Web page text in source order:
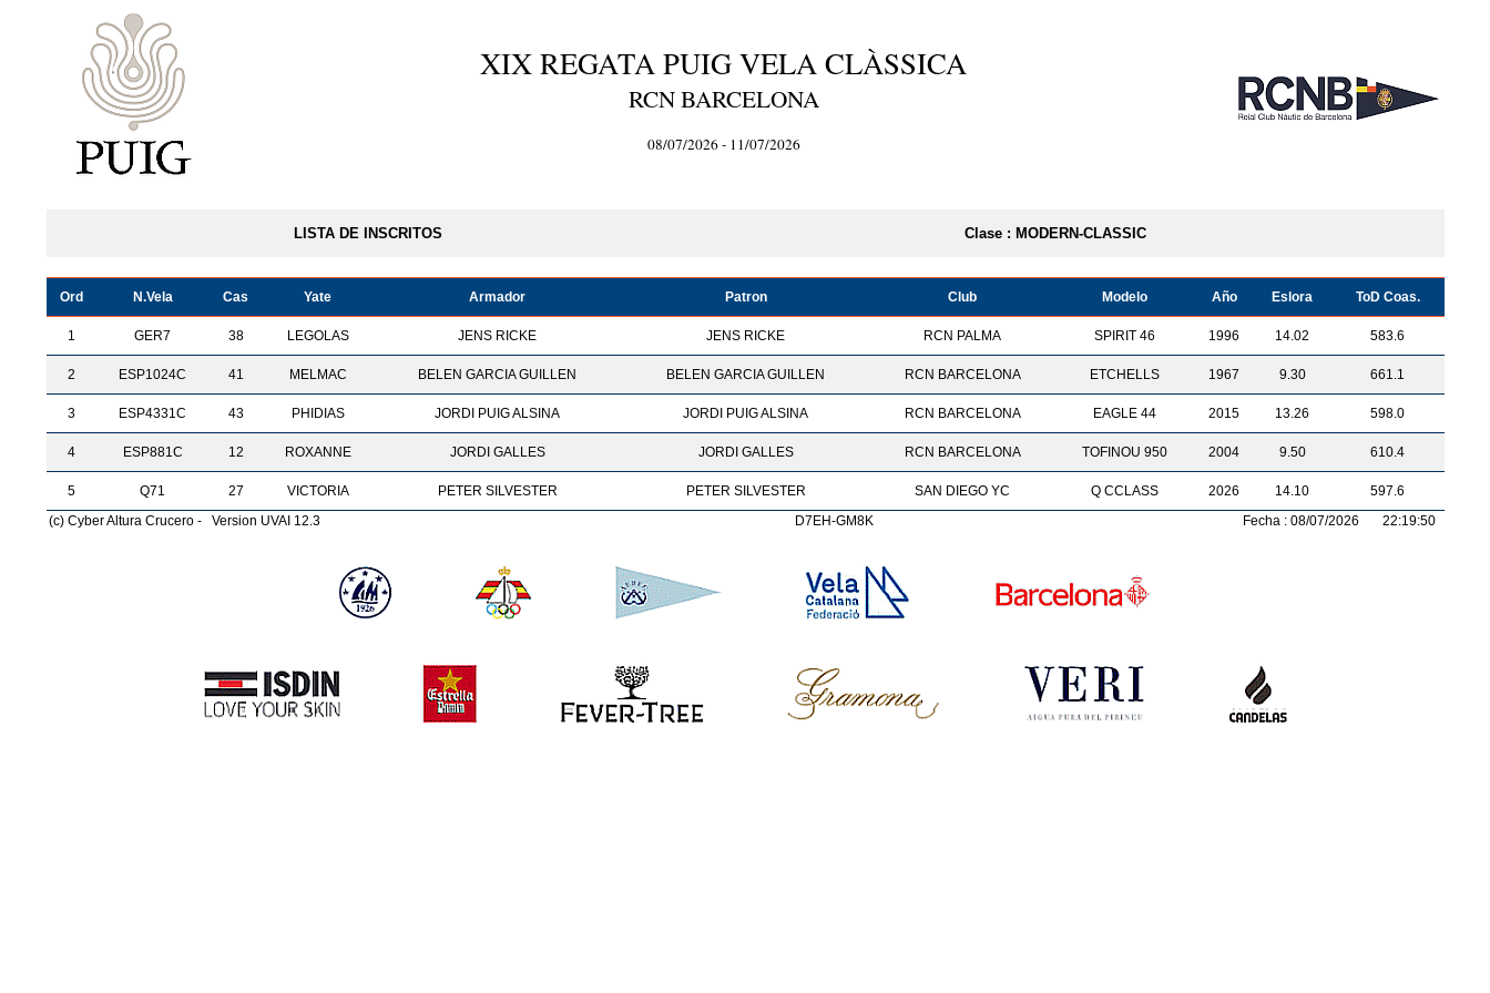
XIX REGATA PUIG VELA CLÀSSICA
RCN BARCELONA
08/07/2026 - 11/07/2026
LISTA DE INSCRITOS Clase : MODERN-CLASSIC
Ord N.Vela Cas Yate Armador Patron Club Modelo Año Eslora ToD Coas.
1 GER7 38 LEGOLAS JENS RICKE JENS RICKE RCN PALMA SPIRIT 46 1996 14.02 583.6
2 ESP1024C 41 MELMAC BELEN GARCIA GUILLEN BELEN GARCIA GUILLEN RCN BARCELONA ETCHELLS 1967 9.30 661.1
3 ESP4331C 43 PHIDIAS JORDI PUIG ALSINA JORDI PUIG ALSINA RCN BARCELONA EAGLE 44 2015 13.26 598.0
4 ESP881C 12 ROXANNE JORDI GALLES JORDI GALLES RCN BARCELONA TOFINOU 950 2004 9.50 610.4
5 Q71 27 VICTORIA PETER SILVESTER PETER SILVESTER SAN DIEGO YC Q CCLASS 2026 14.10
597.6
(c) Cyber Altura Crucero - Version UVAI 12.3
D7EH-GM8K Fecha : 08/07/2026 22:19:50